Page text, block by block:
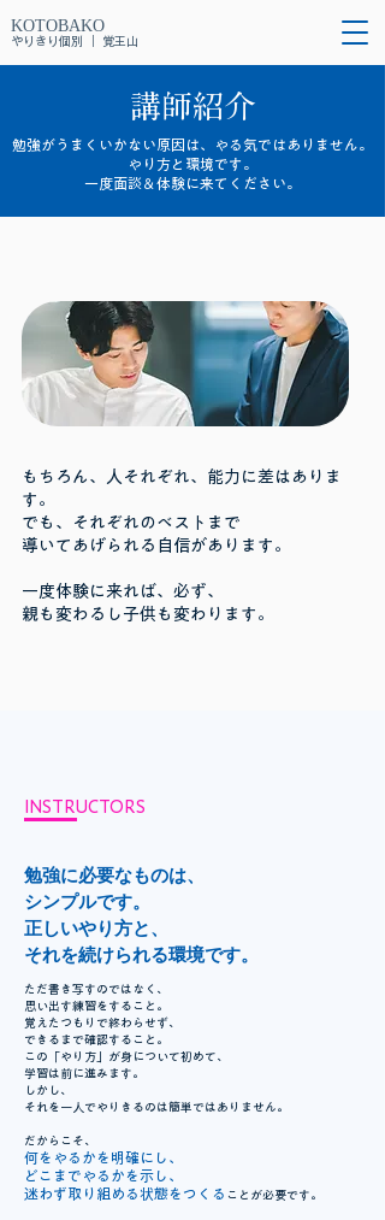
KOTOBAKO
やりきり個別 ｜ 覚王山
講師紹介
勉強がうまくいかない原因は、やる気ではありません。
やり方と環境です。
一度面談＆体験に来てください。
もちろん、人それぞれ、能力に差はありま
す。
でも、それぞれのベストまで
導いてあげられる自信があります。
一度体験に来れば、必ず、
親も変わるし子供も変わります。
INSTRUCTORS
勉強に必要なものは、
シンプルです。
正しいやり方と、
それを続けられる環境です。
ただ書き写すのではなく、
思い出す練習をすること。
覚えたつもりで終わらせず、
できるまで確認すること。
この「やり方」が身について初めて、
学習は前に進みます。
しかし、
それを一人でやりきるのは簡単ではありません。
だからこそ、
何をやるかを明確にし、
どこまでやるかを示し、
迷わず取り組める状態をつくる ことが必要です。